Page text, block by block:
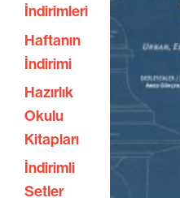
İndirimleri
Haftanın
İndirimi
Hazırlık
Okulu
Kitapları
İndirimli
Setler